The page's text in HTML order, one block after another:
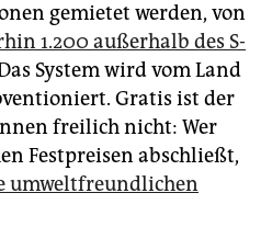
gemietet werden, von
1.200 außerhalb des S-
System wird vom Land
Gratis ist der
freilich nicht: Wer
Festpreisen abschließt,
umweltfreundlichen